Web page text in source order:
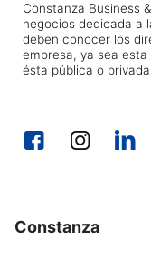
Constanza Business
negocios dedicada a
deben conocer los
empresa, ya sea
ésta pública o
Constanza